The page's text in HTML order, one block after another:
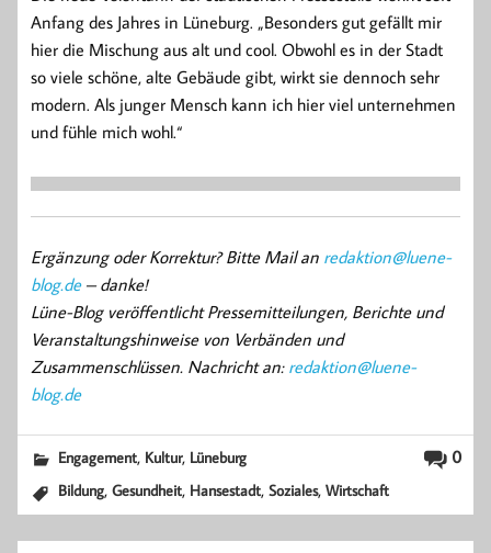
Anfang des Jahres in Lüneburg. „Besonders gut gefällt mir
hier die Mischung aus alt und cool. Obwohl es in der Stadt
so viele schöne, alte Gebäude gibt, wirkt sie dennoch sehr
modern. Als junger Mensch kann ich hier viel unternehmen
und fühle mich wohl.“
Ergänzung oder Korrektur? Bitte Mail an redaktion@luene-
blog.de– danke!
Lüne-Blog veröffentlicht Pressemitteilungen, Berichte und
Veranstaltungshinweise von Verbänden und
Zusammenschlüssen. Nachricht an: redaktion@luene-
blog.de
0
Engagement, Kultur, Lüneburg
Bildung,Gesundheit, Hansestadt,Soziales,Wirtschaft